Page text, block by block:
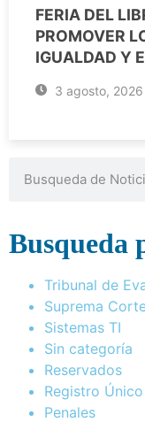
FERIA DEL
PROMOVER
IGUALDAD Y
3 agosto, 2026
Busqueda
Tribunal de
Suprema
Sistemas TI
Sin categoría
Reservados
Registro
Penales